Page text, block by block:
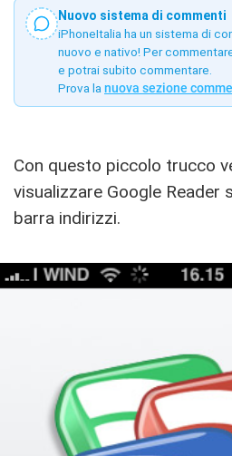
Nuovo sistema di commenti
iPhoneItalia ha un sistema di
nuovo e nativo! Per
e potrai subito commentare.
Prova la nuova sezione
Con questo piccolo trucco
visualizzare Google Reader
barra indirizzi.